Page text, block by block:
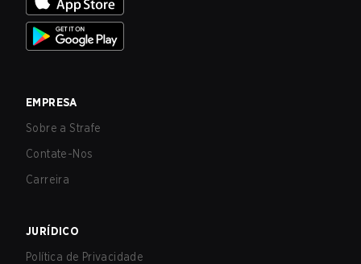
EMPRESA
Sobre a Strafe
Contate-Nos
Carreira
JURÍDICO
Política de Privacidade